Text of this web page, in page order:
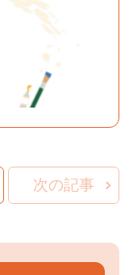
次の記事